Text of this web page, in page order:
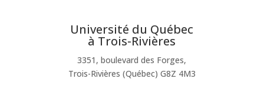
Université du Québec
à Trois-Rivières
3351, boulevard des Forges,
Trois-Rivières (Québec) G8Z 4M3